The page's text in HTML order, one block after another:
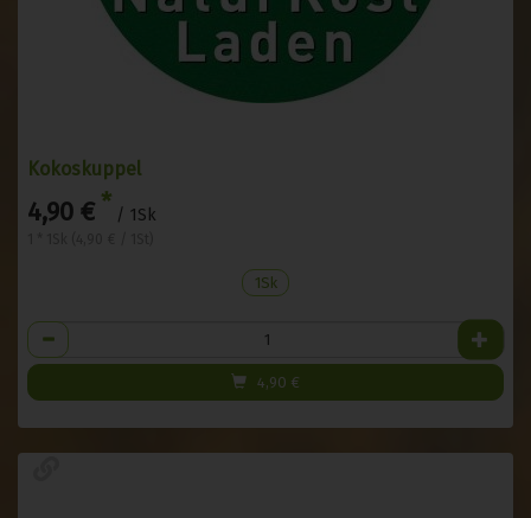
Kokoskuppel
4,90 € * / 1Sk
1Sk
Anzahl
4,90 €